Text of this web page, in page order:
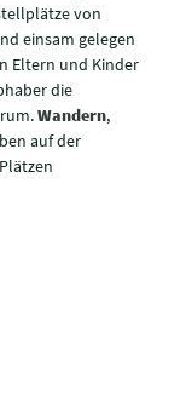
von
einsam gelegen
Eltern und Kinder
die
Wandern,
auf der